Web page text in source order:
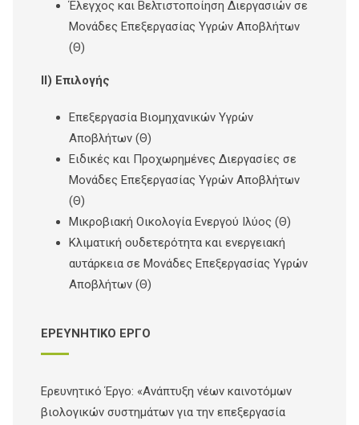
Έλεγχος και Βελτιστοποίηση Διεργασιών σε
Μονάδες Επεξεργασίας Υγρών Αποβλήτων
(Θ)
ΙΙ) Επιλογής
Επεξεργασία Βιομηχανικών Υγρών
Αποβλήτων (Θ)
Ειδικές και Προχωρημένες Διεργασίες σε
Μονάδες Επεξεργασίας Υγρών Αποβλήτων
(Θ)
Μικροβιακή Οικολογία Ενεργού Ιλύος (Θ)
Κλιματική ουδετερότητα και ενεργειακή
αυτάρκεια σε Μονάδες Επεξεργασίας Υγρών
Αποβλήτων (Θ)
ΕΡΕΥΝΗΤΙΚΟ ΕΡΓΟ
Ερευνητικό Έργο: «Ανάπτυξη νέων καινοτόμων
βιολογικών συστημάτων για την επεξεργασία